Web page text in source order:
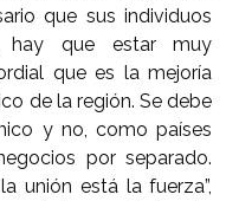
que sus individuos
hay que estar muy
que es la mejoría
de la región. Se debe
y no, como países
por separado.
unión está la fuerza”,